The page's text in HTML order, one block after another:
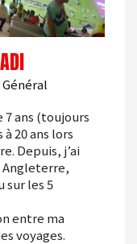
7 ans (toujours
20 ans lors
Depuis, j’ai
Angleterre,
sur les 5
entre ma
voyages.